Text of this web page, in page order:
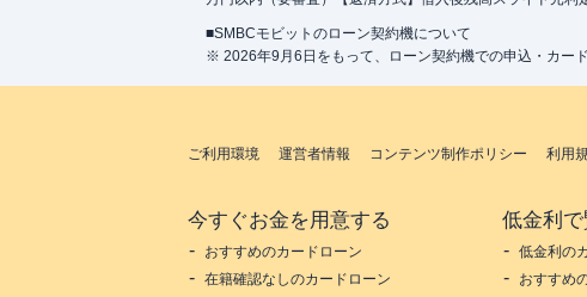
■SMBCモビットのローン契約機について
※ 2026年9月6日をもって、ローン契約機での申込・カード
ご利用環境 運営者情報 コンテンツ制作ポリシー 利用
今すぐお金を用意する
おすすめのカードローン
在籍確認なしのカードローン
低金利
低金利の
おすすめ